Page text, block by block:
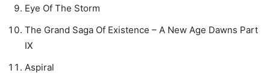
Eye Of The Storm
The Grand Saga Of Existence – A New Age Dawns Part
IX
Aspiral